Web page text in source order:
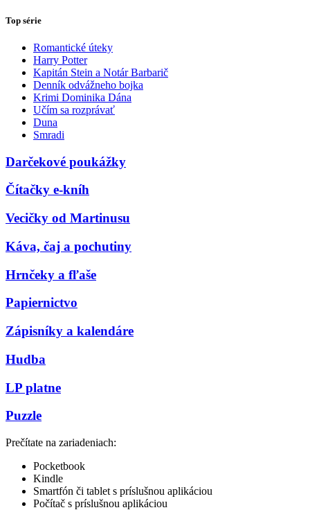
Top série
Romantické úteky
Harry Potter
Kapitán Stein a Notár Barbarič
Denník odvážneho bojka
Krimi Dominika Dána
Učím sa rozprávať
Duna
Smradi
Darčekové poukážky
Čítačky e-kníh
Vecičky od Martinusu
Káva, čaj a pochutiny
Hrnčeky a fľaše
Papiernictvo
Zápisníky a kalendáre
Hudba
LP platne
Puzzle
Prečítate na zariadeniach:
Pocketbook
Kindle
Smartfón či tablet s príslušnou aplikáciou
Počítač s príslušnou aplikáciou